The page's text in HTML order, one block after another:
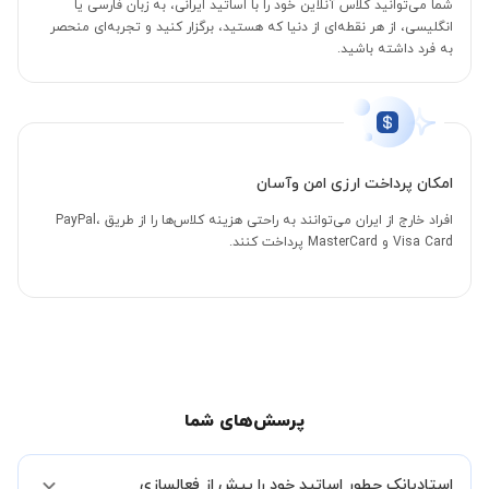
شما می‌توانید کلاس آنلاین خود را با اساتید ایرانی، به زبان فارسی یا
انگلیسی، از هر نقطه‌ای از دنیا که هستید، برگزار کنید و تجربه‌ای منحصر
به فرد داشته باشید.
امکان پرداخت ارزی امن وآسان
افراد خارج از ایران می‌توانند به راحتی هزینه کلاس‌ها را از طریق PayPal،
Visa Card و MasterCard پرداخت کنند.
پرسش‌های شما